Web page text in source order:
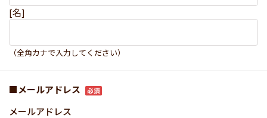
[名]
（全角カナで入力してください）
■メールアドレス
メールアドレス